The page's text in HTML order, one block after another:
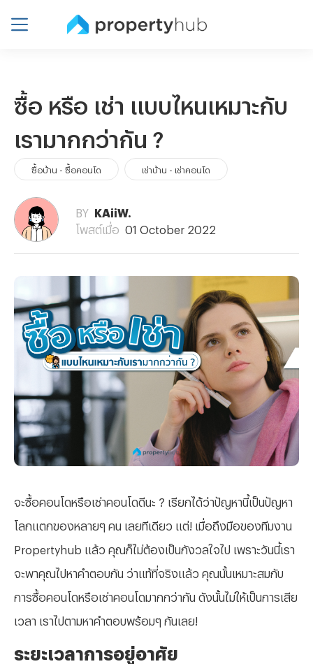
ซื้อ หรือ เช่า แบบไหนเหมาะกับ
เรามากกว่ากัน ?
ซื้อบ้าน - ซื้อคอนโด เช่าบ้าน - เช่าคอนโด
BY
KAiiW.
โพสต์เมื่อ
01 October 2022
จะซื้อคอนโดหรือเช่าคอนโดดีนะ ? เรียกได้ว่าปัญหานี้เป็นปัญหา
โลกแตกของหลายๆ คน เลยทีเดียว แต่! เมื่อถึงมือของทีมงาน
Propertyhub แล้ว คุณก็ไม่ต้องเป็นกังวลใจไป เพราะวันนี้เรา
จะพาคุณไปหาคำตอบกัน ว่าแท้ที่จริงแล้ว คุณนั้นเหมาะสมกับ
การซื้อคอนโดหรือเช่าคอนโดมากกว่ากัน ดังนั้นไม่ให้เป็นการเสีย
เวลา เราไปตามหาคำตอบพร้อมๆ กันเลย!
ระยะเวลาการอยู่อาศัย